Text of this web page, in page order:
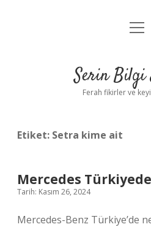
Anasayfa
Yasal
Serin Bilgi
Ferah fikirler ve
Etiket: Setra kime ait
Mercedes
Tarih: Kasım 26, 2024
Mercedes-Benz Türkiye’de